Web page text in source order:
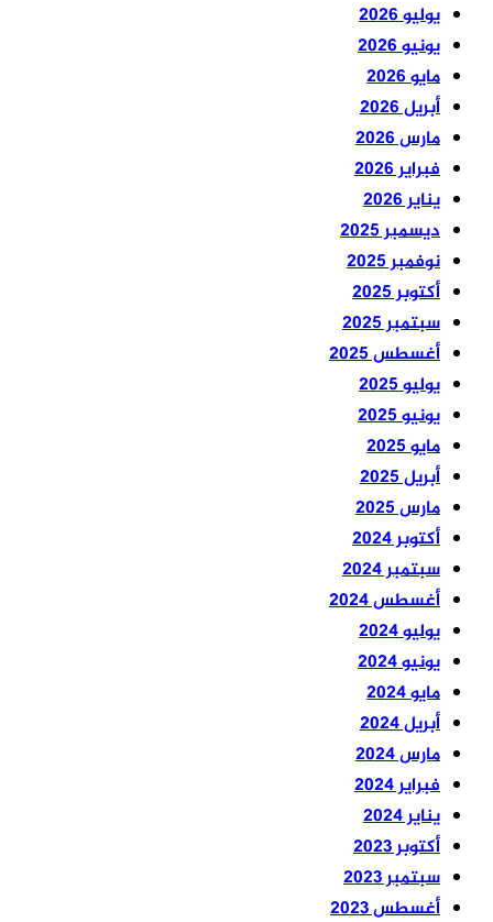
يوليو 2026
يونيو 2026
مايو 2026
أبريل 2026
مارس 2026
فبراير 2026
يناير 2026
ديسمبر 2025
نوفمبر 2025
أكتوبر 2025
سبتمبر 2025
أغسطس 2025
يوليو 2025
يونيو 2025
مايو 2025
أبريل 2025
مارس 2025
أكتوبر 2024
سبتمبر 2024
أغسطس 2024
يوليو 2024
يونيو 2024
مايو 2024
أبريل 2024
مارس 2024
فبراير 2024
يناير 2024
أكتوبر 2023
سبتمبر 2023
أغسطس 2023